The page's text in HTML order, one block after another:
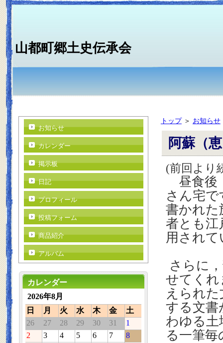
山都町郷土史伝承会
トップ＞ お知らせ
阿蘇（
(前回より
昼食後
さん宅
書かれた
者とも江
用され
さらに
せてくれ
えられ
する文書
わゆる土
る一筆
お知らせ
カレンダー
掲示板
日記
プロフィール
投稿フォーム
商品紹介
アルバム
カレンダー
2026年8月
日
月 火 水 木 金
土
26
27 28 29 30 31
1
2
3 4 5 6 7
8